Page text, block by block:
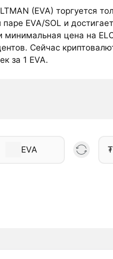
(EVA) торгуется
EVA/SOL и
цена на
Сейчас
за 1 EVA.
EVA ₮